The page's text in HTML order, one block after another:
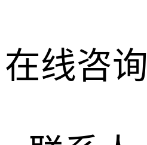
在线咨询